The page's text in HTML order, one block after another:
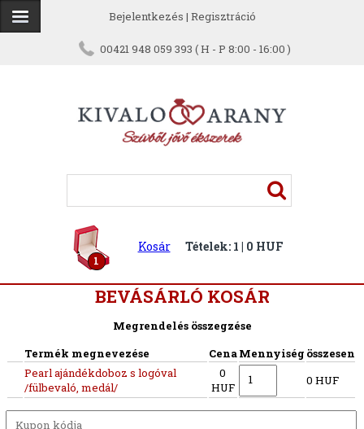
Bejelentkezés | Regisztráció
00421 948 059 393 ( H - P 8:00 - 16:00 )
1
Kosár Tételek: 1 | 0 HUF
BEVÁSÁRLÓ KOSÁR
Megrendelés összegzése
Termék megnevezése
CenaMennyiség összesen
Pearl ajándékdoboz s logóval
/fülbevaló, medál/
0
HUF
0 HUF